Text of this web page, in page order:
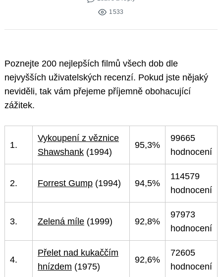
1533
Poznejte 200 nejlepších filmů všech dob dle
nejvyšších uživatelských recenzí. Pokud jste nějaký
neviděli, tak vám přejeme příjemně obohacující
zážitek.
1.
Vykoupení z věznice
Shawshank (1994)
95,3%
99665
hodnocení
2. Forrest Gump (1994) 94,5%
114579
hodnocení
3. Zelená míle (1999) 92,8%
97973
hodnocení
4.
Přelet nad kukaččím
hnízdem (1975)
92,6%
72605
hodnocení